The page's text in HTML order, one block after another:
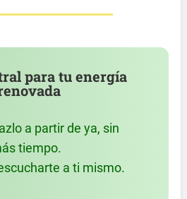
para tu energía
a partir de ya, sin
tiempo.
a ti mismo.